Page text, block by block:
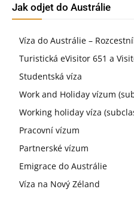
Jak odjet do Austrálie
Víza do Austrálie –
Turistická eVisitor 651 a
Studentská víza
Work and Holiday vízum
Working holiday víza
Pracovní vízum
Partnerské vízum
Emigrace do Austrálie
Víza na Nový Zéland